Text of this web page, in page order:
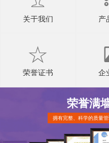
关于我们 产
荣誉证书 企
荣誉满
拥有完整、科学的质量